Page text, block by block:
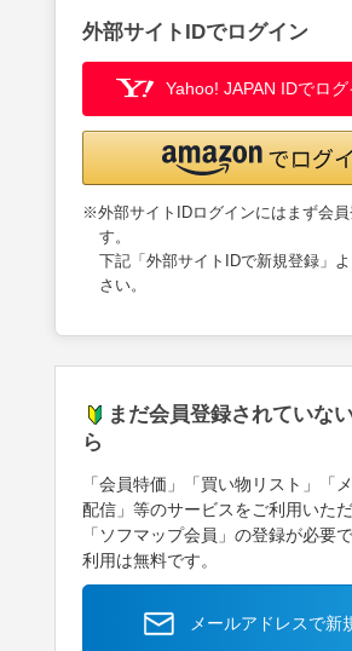
外部サイトIDでログイン
Yahoo! JAPAN IDでログ
※外部サイトIDログインにはまず会
す。
下記「外部サイトIDで新規登録」
さい。
まだ会員登録されていな
ら
「会員特価」「買い物リスト」「
配信」等のサービスをご利用いただ
「ソフマップ会員」の登録が必要
利用は無料です。
メールアドレスで新